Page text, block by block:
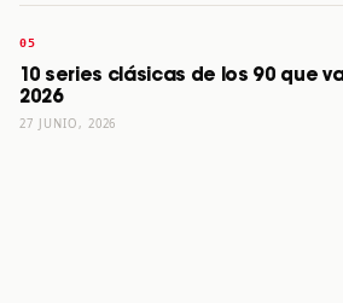
10 series clásicas de los 90 que
2026
27 JUNIO, 2026